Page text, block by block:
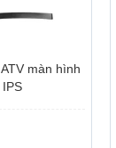
màn hình